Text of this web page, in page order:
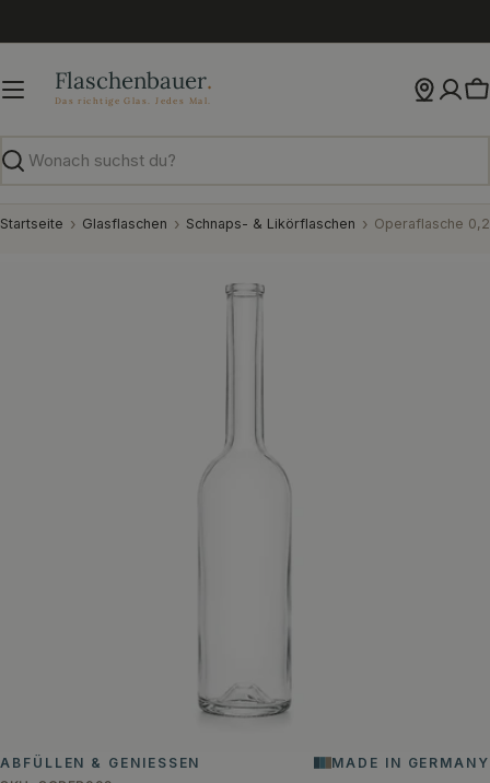
Inhalt
Suchen
Startseite Glasflaschen Schnaps- & Likörflaschen Operaflasche
ABFÜLLEN & GENIESSEN
MADE IN GERMANY